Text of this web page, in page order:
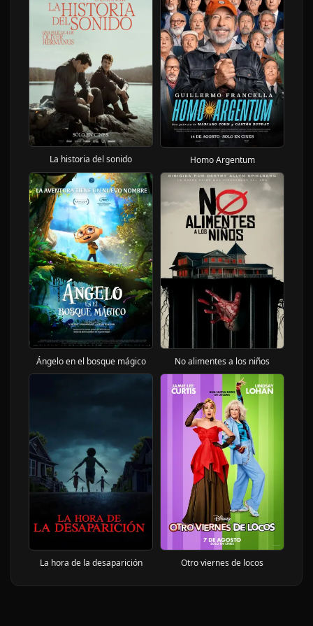
La historia del sonido Homo Argentum
Ángelo en el bosque mágico No alimentes a los niños
La hora de la desaparición Otro viernes de locos